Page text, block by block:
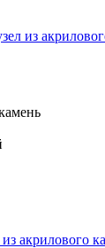
из
акрилового